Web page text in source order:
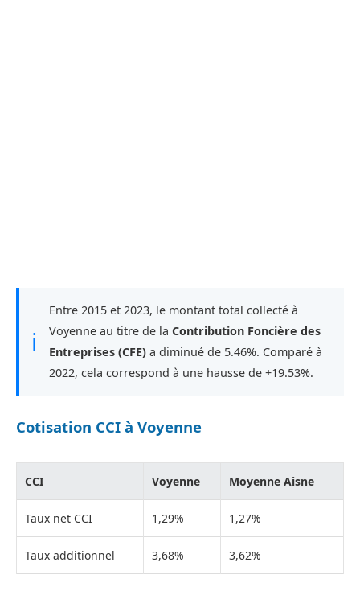
ℹ
Entre 2015 et 2023, le montant total collecté à
Voyenne au titre de la Contribution Foncière des
Entreprises (CFE) a diminué de 5.46%. Comparé à
2022, cela correspond à une hausse de +19.53%.
Cotisation CCI à Voyenne
CCI Voyenne Moyenne Aisne
Taux net CCI 1,29% 1,27%
Taux additionnel 3,68% 3,62%